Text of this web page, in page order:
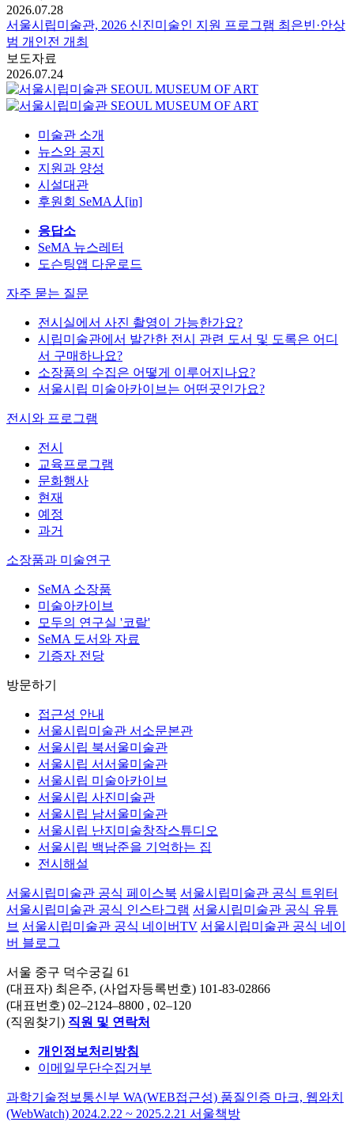
2026.07.28
서울시립미술관, 2026 신진미술인 지원 프로그램 최은빈·안상
범 개인전 개최
보도자료
2026.07.24
미술관 소개
뉴스와 공지
지원과 양성
시설대관
후원회 SeMA人[in]
응답소
SeMA 뉴스레터
도슨팅앱 다운로드
자주 묻는 질문
전시실에서 사진 촬영이 가능한가요?
시립미술관에서 발간한 전시 관련 도서 및 도록은 어디
서 구매하나요?
소장품의 수집은 어떻게 이루어지나요?
서울시립 미술아카이브는 어떤곳인가요?
전시와 프로그램
전시
교육프로그램
문화행사
현재
예정
과거
소장품과 미술연구
SeMA 소장품
미술아카이브
모두의 연구실 '코랄'
SeMA 도서와 자료
기증자 전당
방문하기
접근성 안내
서울시립미술관 서소문본관
서울시립 북서울미술관
서울시립 서서울미술관
서울시립 미술아카이브
서울시립 사진미술관
서울시립 남서울미술관
서울시립 난지미술창작스튜디오
서울시립 백남준을 기억하는 집
전시해설
서울시립미술관 공식 페이스북 서울시립미술관 공식 트위터
서울시립미술관 공식 인스타그램 서울시립미술관 공식 유튜
브 서울시립미술관 공식 네이버TV 서울시립미술관 공식 네이
버 블로그
서울 중구 덕수궁길 61
(대표자) 최은주, (사업자등록번호) 101-83-02866
(대표번호) 02–2124–8800 , 02–120
(직원찾기) 직원 및 연락처
개인정보처리방침
이메일무단수집거부
과학기술정보통신부 WA(WEB접근성) 품질인증 마크, 웹와치
(WebWatch) 2024.2.22 ~ 2025.2.21 서울책방